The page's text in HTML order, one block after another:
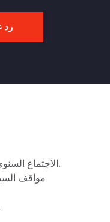
رد
الاجتماع السنوي للدائرة 905 (كنيسة بيثابارا مورافيا).
مواقف